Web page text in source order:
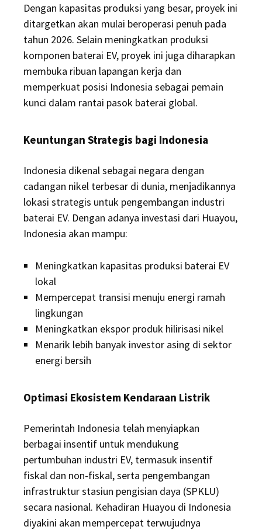
Dengan kapasitas produksi yang besar, proyek ini
ditargetkan akan mulai beroperasi penuh pada
tahun 2026. Selain meningkatkan produksi
komponen baterai EV, proyek ini juga diharapkan
membuka ribuan lapangan kerja dan
memperkuat posisi Indonesia sebagai pemain
kunci dalam rantai pasok baterai global.
Keuntungan Strategis bagi Indonesia
Indonesia dikenal sebagai negara dengan
cadangan nikel terbesar di dunia, menjadikannya
lokasi strategis untuk pengembangan industri
baterai EV. Dengan adanya investasi dari Huayou,
Indonesia akan mampu:
Meningkatkan kapasitas produksi baterai EV
lokal
Mempercepat transisi menuju energi ramah
lingkungan
Meningkatkan ekspor produk hilirisasi nikel
Menarik lebih banyak investor asing di sektor
energi bersih
Optimasi Ekosistem Kendaraan Listrik
Pemerintah Indonesia telah menyiapkan
berbagai insentif untuk mendukung
pertumbuhan industri EV, termasuk insentif
fiskal dan non-fiskal, serta pengembangan
infrastruktur stasiun pengisian daya (SPKLU)
secara nasional. Kehadiran Huayou di Indonesia
diyakini akan mempercepat terwujudnya